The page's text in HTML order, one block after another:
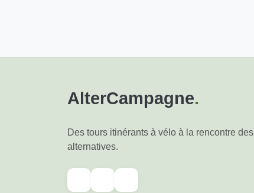
AlterCampagne.
Des tours itinérants à vélo à la rencontre des
alternatives.